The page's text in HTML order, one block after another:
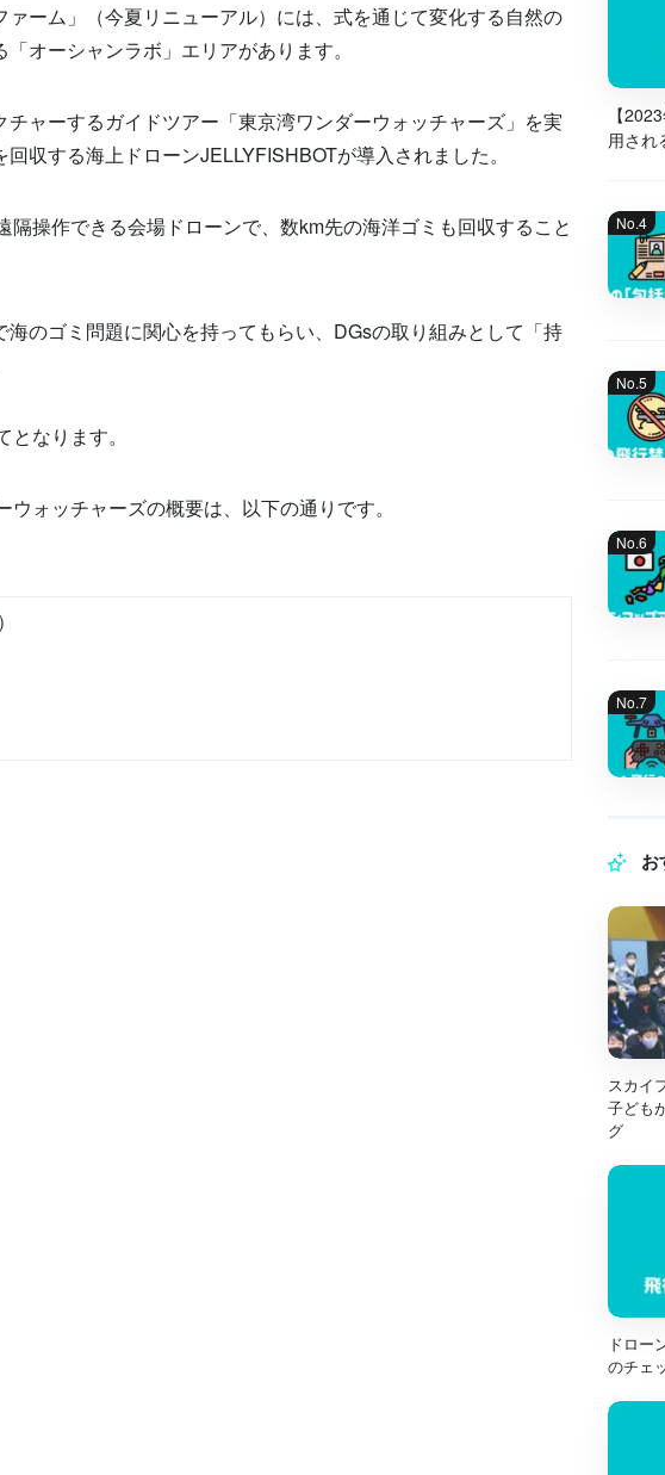
ーム」（今夏リニューアル）には、式を通じて変化する自然の
オーシャンラボ」エリアがあります。
ャーするガイドツアー「東京湾ワンダーウォッチャーズ」を実
収する海上ドローンJELLYFISHBOTが導入されました。
操作できる会場ドローンで、数km先の海洋ゴミも回収すること
のゴミ問題に関心を持ってもらい、DGsの取り組みとして「持
なります。
ォッチャーズの概要は、以下の通りです。
【
用され
お
スカイ
子ども
グ
ドロー
のチェ